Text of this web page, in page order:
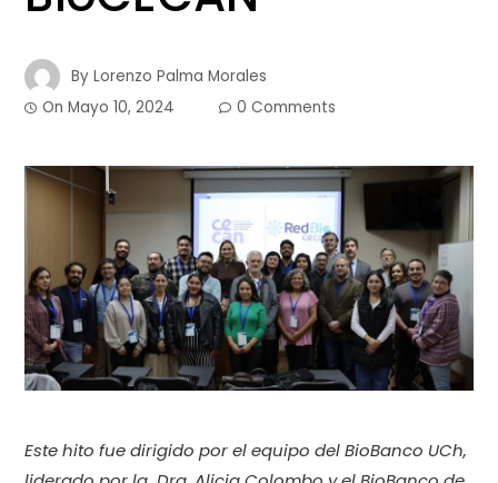
ByLorenzo Palma Morales
OnMayo 10, 2024 0 Comments
Este hito fue dirigido por el equipo del BioBanco UCh,